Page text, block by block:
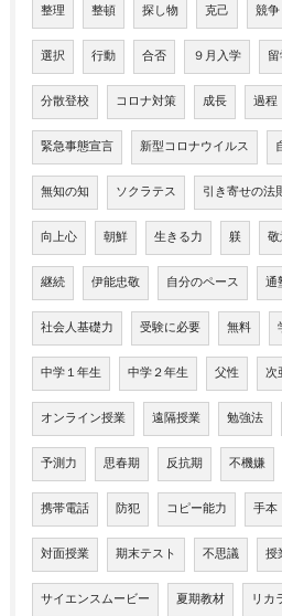
整理 整頓 探し物 克己 競争
選択 行動 合否 ９月入学
分散登校 コロナ対策 成長 過程
緊急事態宣言 新型コロナウイルス
無知の知 ソクラテス 引き寄せの法
向上心 朝鮮 生きる力 躾
継続 伊能忠敬 自分のペース 通
社会人基礎力 受験に必要 無料
中学１年生 中学２年生 父性 次
オンライン授業 遠隔授業 勉強法
予測力 思春期 反抗期 不機嫌
携帯電話 防犯 コピー能力 手本
対面授業 期末テスト 不思議 授
サイエンスムービー 夏期教材 リカ